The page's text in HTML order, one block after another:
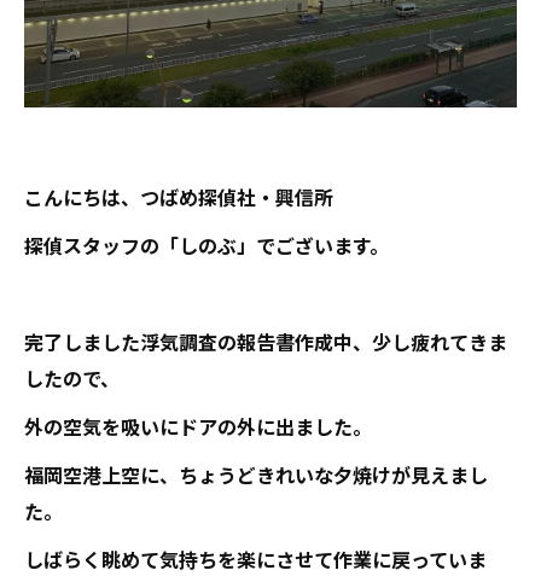
こんにちは、つばめ探偵社・興信所
探偵スタッフの「しのぶ」でございます。
完了しました浮気調査の報告書作成中、少し疲れてきま
したので、
外の空気を吸いにドアの外に出ました。
福岡空港上空に、ちょうどきれいな夕焼けが見えまし
た。
しばらく眺めて気持ちを楽にさせて作業に戻っていま